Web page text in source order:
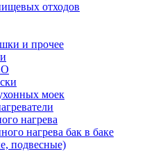
отходов
и прочее
моек
нагрева
нагрева бак в баке
подвесные)